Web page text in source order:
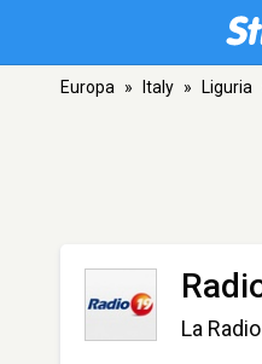
Europa » Italy » Liguria
La